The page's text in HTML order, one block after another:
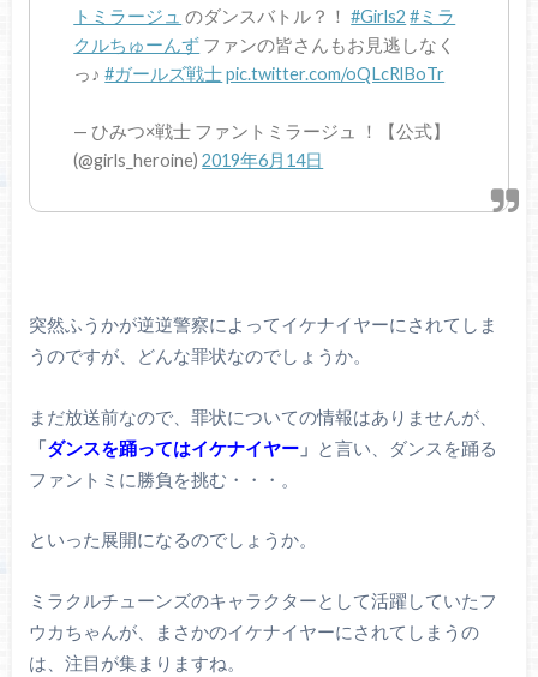
トミラージュ のダンスバトル？！#Girls2 #ミラ
クルちゅーんず ファンの皆さんもお見逃しなく
っ♪#ガールズ戦士pic.twitter.com/oQLcRlBoTr
— ひみつ×戦士 ファントミラージュ ！【公式】
(@girls_heroine)2019年6月14日
突然ふうかが逆逆警察によってイケナイヤーにされてしま
うのですが、どんな罪状なのでしょうか。
まだ放送前なので、罪状についての情報はありませんが、
「ダンスを踊ってはイケナイヤー」
と言い、ダンスを踊る
ファントミに勝負を挑む・・・。
といった展開になるのでしょうか。
ミラクルチューンズのキャラクターとして活躍していたフ
ウカちゃんが、まさかのイケナイヤーにされてしまうの
は、注目が集まりますね。